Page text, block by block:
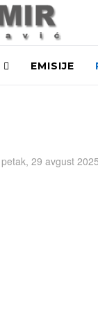
EMISIJE
petak, 29 avgust